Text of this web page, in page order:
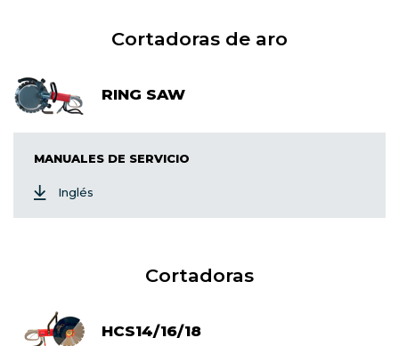
Cortadoras de aro
RING SAW
MANUALES DE SERVICIO
Inglés
Cortadoras
HCS14/16/18